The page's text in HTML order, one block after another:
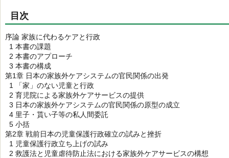
目次
序論 家族に代わるケアと行政
1 本書の課題
2 本書のアプローチ
3 本書の構成
第1章 日本の家族外ケアシステムの官民関係の出発
1 「家」のない児童と行政
2 育児院による家族外ケアサービスの提供
3 日本の家族外ケアシステムの官民関係の原型の成立
4 里子・貰い子等の私人間委託
5 小括
第2章 戦前日本の児童保護行政確立の試みと挫折
1 児童保護行政立ち上げの試み
2 救護法と児童虐待防止法における家族外ケアサービスの構想